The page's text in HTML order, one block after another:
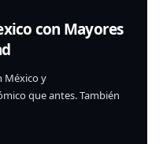
con Mayores
México y
que antes. También